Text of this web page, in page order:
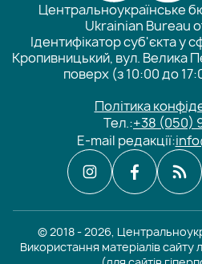
Центральноукраїнське
Ukrainian Bureau
Ідентифікатор суб'єкта у
Кропивницький, вул. Велика
поверх (з 10:00 до
Політика
Тел.:+38 (050)
E-mail редакції:
© 2018 - 2026,
Використання матеріалів